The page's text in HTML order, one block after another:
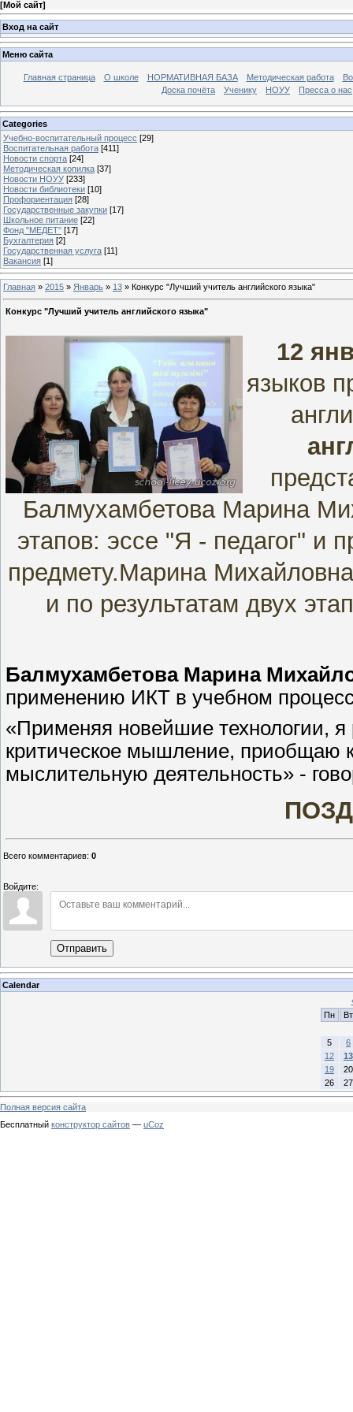
[Мой сайт]
Вход на сайт
Меню сайта
Главная страница О школе НОРМАТИВНАЯ БАЗА Методическая работа
Доска почёта
Ученику НОУУ Пресса о нас
Categories
Учебно-воспитательный процесс [29]
Воспитательная работа [411]
Новости спорта [24]
Методическая копилка [37]
Новости НОУУ [233]
Новости библиотеки [10]
Профориентация [28]
Государственные закупки [17]
Школьное питание [22]
Фонд "МЕДЕТ" [17]
Бухгалтерия [2]
Государственная услуга [11]
Вакансия [1]
Главная » 2015 » Январь » 13 » Конкурс "Лучший учитель английского языка"
Конкурс "Лучший учитель английского языка"
12
языков
Балмухамбетова Марина
этапов: эссе "Я - педагог" и
предмету.Марина
и по результатам двух
Балмухамбетова Марина
применению ИКТ в учебном
«Применяя новейшие технологии,
критическое мышление, приобщаю
мыслительную деятельность» -
Всего комментариев: 0
Войдите:
Отправить
Calendar
Пн
Вт
5
6
12
13
19
20
26
27
Полная версия сайта
Бесплатный конструктор сайтов — uCoz